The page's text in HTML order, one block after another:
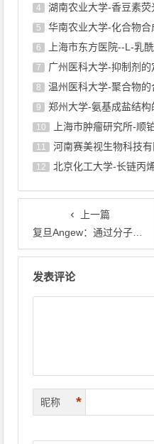
4 湖南农业大学-香豆素荧光素标
5 华南农业大学-化合物合成
6 上海市东方医院--L-乳酰辅
7 广州医科大学-抑制剂的
8 温州医科大学-聚合物的
9 郑州大学-氨基成盐结构
10 上海巿肿瘤研究所-顺铂
11 河南赛美视生物科技有限公司-
12 北京化工大学-长链丙
上一篇
​复旦Angew：通过分子间间距调节界面水，实现稳定电还原CO2为C2+产物
发表评论
昵称 *